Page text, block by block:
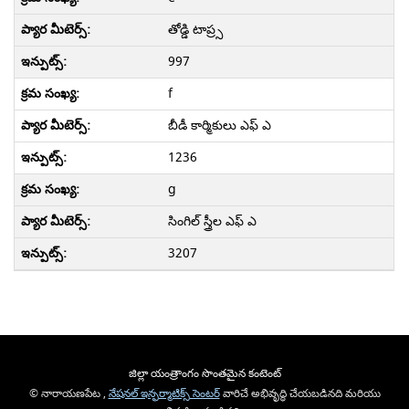
తోడ్డి టాప్ర్స
997
f
బీడీ కార్మికులు ఎఫ్ ఎ
1236
g
సింగిల్ స్త్రీల ఎఫ్ ఎ
3207
జిల్లా యంత్రాంగం సొంతమైన కంటెంట్
© నారాయణపేట , నేషనల్ ఇన్ఫర్మాటిక్స్ సెంటర్వారిచే అభివృద్ధి చేయబడినది మరియు